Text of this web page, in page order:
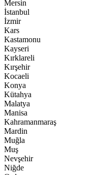
Mersin
İstanbul
İzmir
Kars
Kastamonu
Kayseri
Kırklareli
Kırşehir
Kocaeli
Konya
Kütahya
Malatya
Manisa
Kahramanmaraş
Mardin
Muğla
Muş
Nevşehir
Niğde